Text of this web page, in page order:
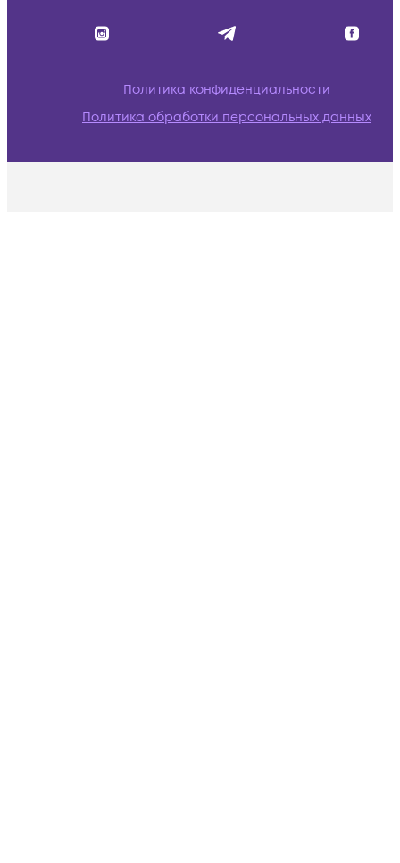
Политика конфиденциальности
Политика обработки персональных данных